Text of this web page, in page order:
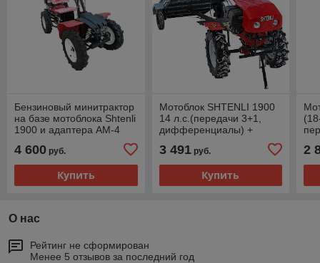
Бензиновый минитрактор
на базе мотоблока Shtenli
1900 и адаптера АМ-4
4 600 руб.
Купить
Мотоблок SHTENLI 1900
14 л.с.(передачи 3+1,
дифференциалы) +
(откидные борты)
3 491руб.
Купить
2
О нас
Рейтинг не сформирован
Менее 5 отзывов за последний год